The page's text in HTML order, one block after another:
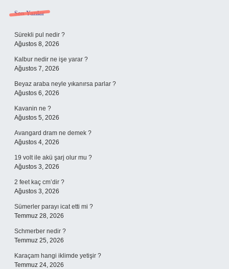
Sidebar
Son Yazılar
Sürekli pul nedir ?
Ağustos 8, 2026
Kalbur nedir ne işe yarar ?
Ağustos 7, 2026
Beyaz araba neyle yıkanırsa parlar ?
Ağustos 6, 2026
Kavanin ne ?
Ağustos 5, 2026
Avangard dram ne demek ?
Ağustos 4, 2026
19 volt ile akü şarj olur mu ?
Ağustos 3, 2026
2 feet kaç cm’dir ?
Ağustos 3, 2026
Sümerler parayı icat etti mi ?
Temmuz 28, 2026
Schmerber nedir ?
Temmuz 25, 2026
Karaçam hangi iklimde yetişir ?
Temmuz 24, 2026